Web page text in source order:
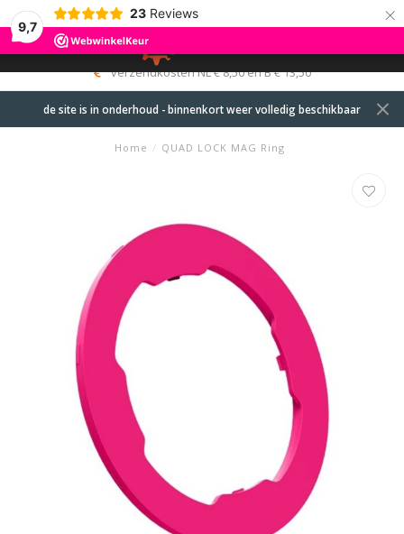
9,7
23 Reviews ×
MENU
0
verzendkosten NL € 8,50 en B € 13,50
de site is in onderhoud - binnenkort weer volledig beschikbaar
Home / QUAD LOCK MAG Ring